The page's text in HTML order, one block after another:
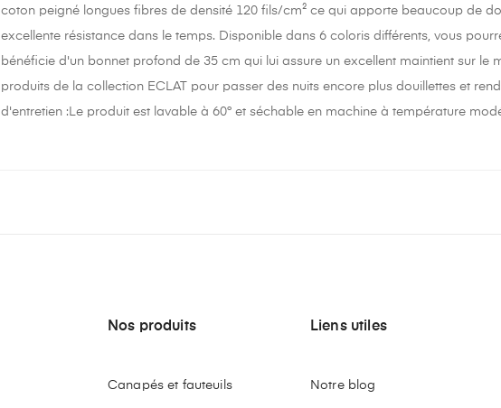
coton peigné longues fibres de densité 120 fils/cm² ce qui apporte beaucoup de
excellente résistance dans le temps. Disponible dans 6 coloris différents, vous
bénéficie d'un bonnet profond de 35 cm qui lui assure un excellent maintient sur le
produits de la collection ECLAT pour passer des nuits encore plus douillettes et
d'entretien :Le produit est lavable à 60° et séchable en machine à température
Nos produits
Canapés et fauteuils
Liens utiles
Notre blog